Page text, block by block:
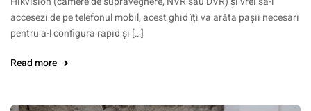
accesezi de pe telefonul mobil, acest ghid îți va arăta pașii necesari
pentru a-l configura rapid și […]
Read more